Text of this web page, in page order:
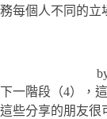
務每個人不同的立
下一階段（4），
這些分享的朋友很